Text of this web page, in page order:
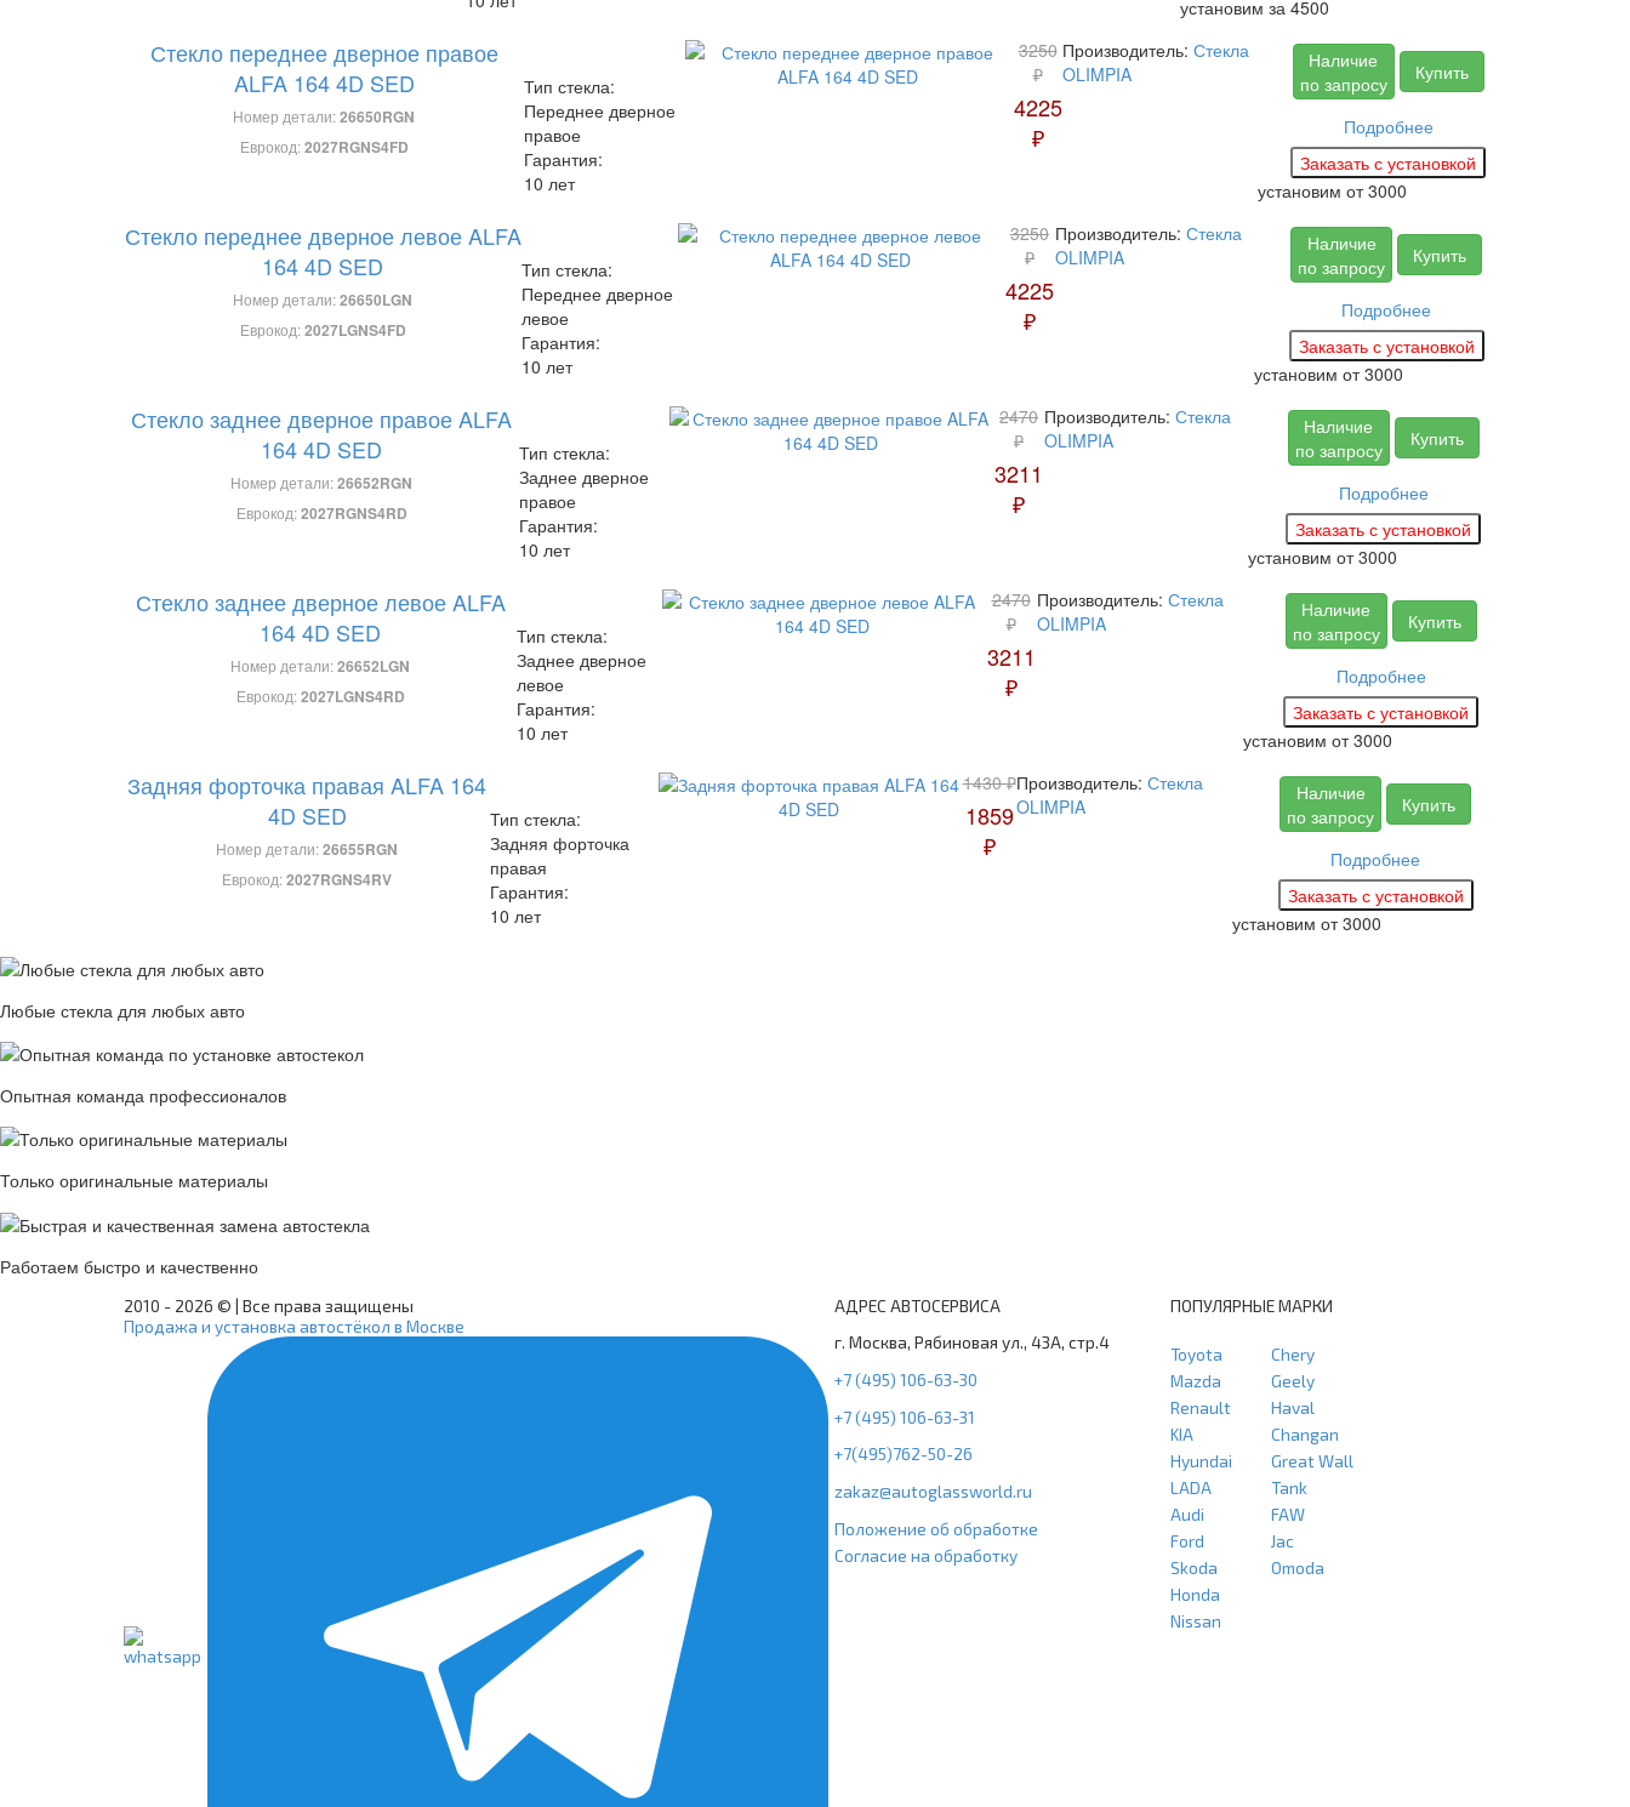
установим за 4500
Стекло переднее дверное правое
ALFA 164 4D SED
Номер детали:26650RGN
Еврокод:2027RGNS4FD
Тип стекла:
Переднее дверное
правое
Гарантия:
10 лет
3250
₽
4225
₽
Производитель: Стекла
OLIMPIA
Наличие
по запросу
Купить
Подробнее
установим от 3000
Стекло переднее дверное левое ALFA
164 4D SED
Номер детали:26650LGN
Еврокод:2027LGNS4FD
Тип стекла:
Переднее дверное
левое
Гарантия:
10 лет
3250
₽
4225
₽
Производитель: Стекла
OLIMPIA
Наличие
по запросу
Купить
Подробнее
установим от 3000
Стекло заднее дверное правое ALFA
164 4D SED
Номер детали:26652RGN
Еврокод:2027RGNS4RD
Тип стекла:
Заднее дверное
правое
Гарантия:
10 лет
2470
₽
3211
₽
Производитель: Стекла
OLIMPIA
Наличие
по запросу
Купить
Подробнее
установим от 3000
Стекло заднее дверное левое ALFA
164 4D SED
Номер детали:26652LGN
Еврокод:2027LGNS4RD
Тип стекла:
Заднее дверное
левое
Гарантия:
10 лет
2470
₽
3211
₽
Производитель: Стекла
OLIMPIA
Наличие
по запросу
Купить
Подробнее
установим от 3000
Задняя форточка правая ALFA 164
4D SED
Номер детали:26655RGN
Еврокод:2027RGNS4RV
Тип стекла:
Задняя форточка
правая
Гарантия:
10 лет
1430 ₽
1859
₽
Производитель: Стекла
OLIMPIA
Наличие
по запросу
Купить
Подробнее
установим от 3000
Любые стекла для любых авто
Опытная команда профессионалов
Только оригинальные материалы
Работаем быстро и качественно
2010 - 2026 © | Все права защищены
Продажа и установка автостёкол в Москве
АДРЕС АВТОСЕРВИСА
г. Москва, Рябиновая ул., 43А, стр.4
+7 (495) 106-63-30
+7 (495) 106-63-31
+7(495)762-50-26
zakaz@autoglassworld.ru
Положение об обработке
Согласие на обработку
ПОПУЛЯРНЫЕ МАРКИ
Toyota
Mazda
Renault
KIA
Hyundai
LADA
Audi
Ford
Skoda
Honda
Nissan
Chery
Geely
Haval
Changan
Great Wall
Tank
FAW
Jac
Omoda